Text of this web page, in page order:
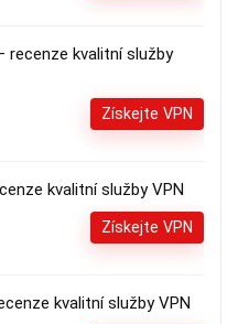
recenze kvalitní služby
Získejte VPN
kvalitní služby VPN
Získejte VPN
kvalitní služby VPN